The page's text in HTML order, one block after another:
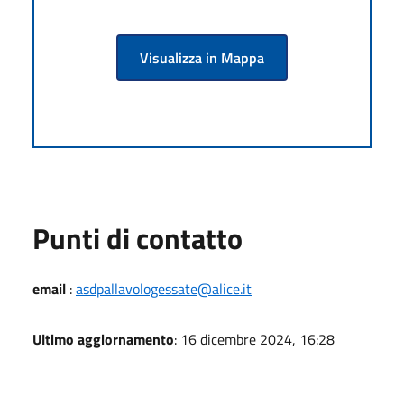
Visualizza in Mappa
Punti di contatto
email :asdpallavologessate@alice.it
Ultimo aggiornamento: 16 dicembre 2024, 16:28